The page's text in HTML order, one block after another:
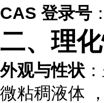
CAS 登录号
二、理
外观与性状
微粘稠液体